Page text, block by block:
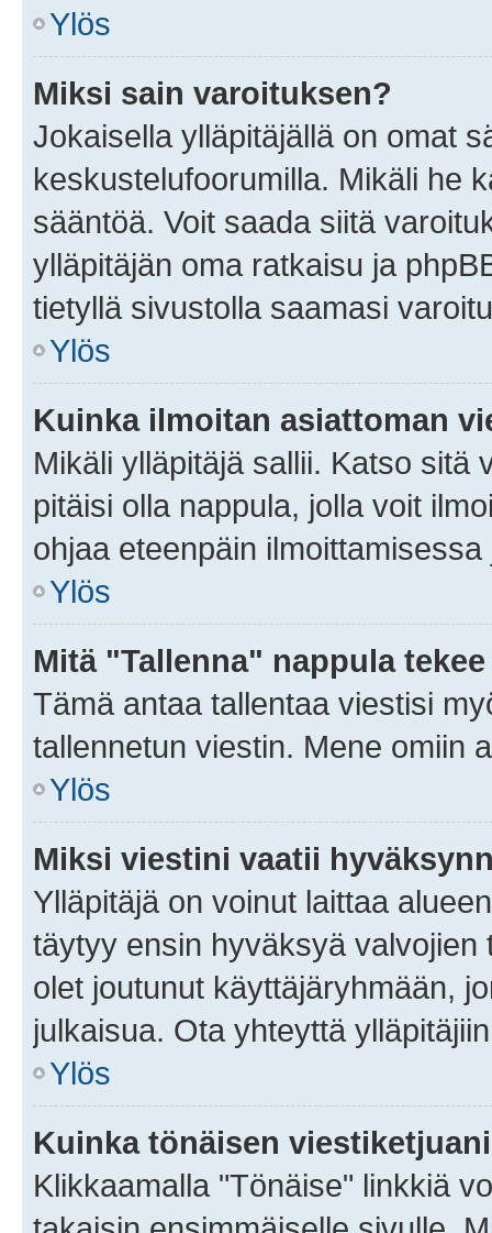
Ylös
Miksi sain varoituksen?
Jokaisella ylläpitäjällä on omat
keskustelufoorumilla. Mikäli he
sääntöä. Voit saada siitä
ylläpitäjän oma ratkaisu ja
tietyllä sivustolla saamasi
Ylös
Kuinka ilmoitan asiattoman
Mikäli ylläpitäjä sallii. Katso sitä
pitäisi olla nappula, jolla voit
ohjaa eteenpäin
Ylös
Mitä "Tallenna" nappula
Tämä antaa tallentaa viestisi
tallennetun viestin. Mene omiin
Ylös
Miksi viestini vaatii
Ylläpitäjä on voinut laittaa
täytyy ensin hyväksyä
olet joutunut käyttäjäryhmään,
julkaisua. Ota yhteyttä
Ylös
Kuinka tönäisen
Klikkaamalla "Tönäise" linkkiä